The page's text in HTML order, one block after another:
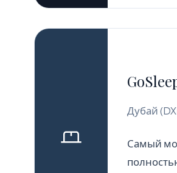
Дубай
Самый